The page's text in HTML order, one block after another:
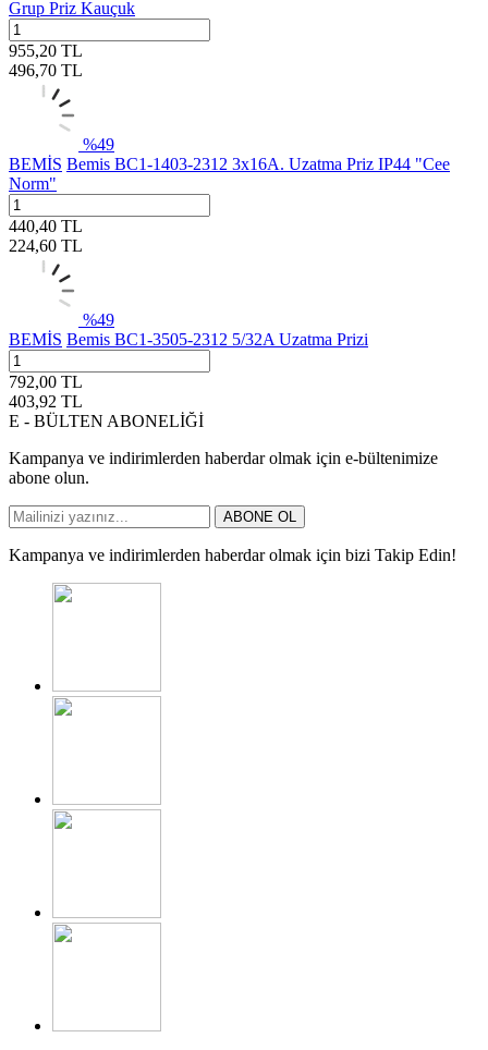
Grup Priz Kauçuk
955,20 TL
496,70 TL
%49
BEMİS Bemis BC1-1403-2312 3x16A. Uzatma Priz IP44 "Cee
Norm"
440,40 TL
224,60 TL
%49
BEMİS Bemis BC1-3505-2312 5/32A Uzatma Prizi
792,00 TL
403,92 TL
E - BÜLTEN ABONELİĞİ
Kampanya ve indirimlerden haberdar olmak için e-bültenimize
abone olun.
ABONE OL
Kampanya ve indirimlerden haberdar olmak için bizi Takip Edin!